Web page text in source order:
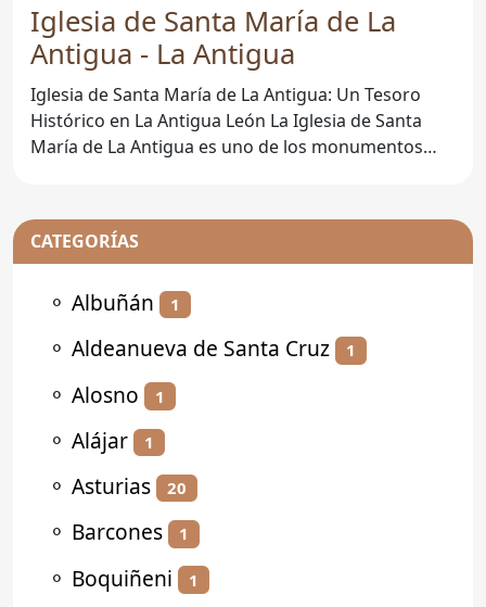
Iglesia de Santa María de La
Antigua - La Antigua
Iglesia de Santa María de La Antigua: Un Tesoro
Histórico en La Antigua León La Iglesia de Santa
María de La Antigua es uno de los monumentos
CATEGORÍAS
⚬ Albuñán 1
⚬ Aldeanueva de Santa Cruz 1
⚬ Alosno 1
⚬ Alájar 1
⚬ Asturias 20
⚬ Barcones 1
⚬ Boquiñeni 1